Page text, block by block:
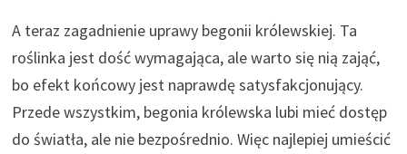
A teraz zagadnienie uprawy begonii królewskiej. Ta
roślinka jest dość wymagająca, ale warto się nią zająć,
bo efekt końcowy jest naprawdę satysfakcjonujący.
Przede wszystkim, begonia królewska lubi mieć dostęp
do światła, ale nie bezpośrednio. Więc najlepiej umieścić